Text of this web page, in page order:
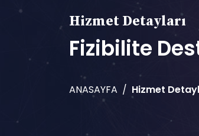
Hizmet Detayları
Fizibilite
ANASAYFA Hizmet